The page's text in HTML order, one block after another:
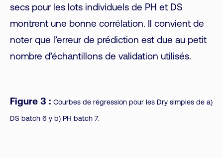
secs pour les lots individuels de PH et DS
montrent une bonne corrélation. Il convient de
noter que l’erreur de prédiction est due au petit
nombre d’échantillons de validation utilisés.
Figure 3 : Courbes de régression pour les Dry simples de a)
DS batch 6 y b) PH batch 7.